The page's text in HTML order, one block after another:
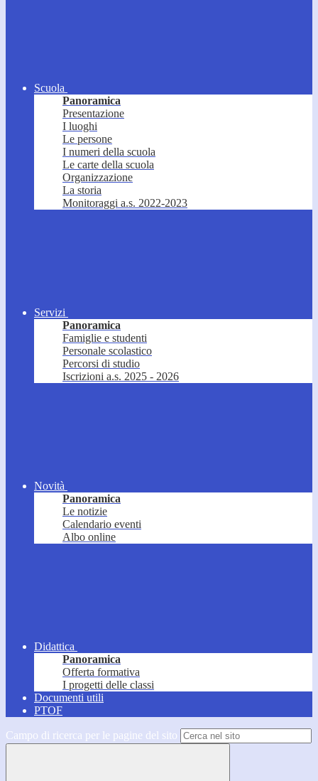
Scuola
Panoramica
Presentazione
I luoghi
Le persone
I numeri della scuola
Le carte della scuola
Organizzazione
La storia
Monitoraggi a.s. 2022-2023
Servizi
Panoramica
Famiglie e studenti
Personale scolastico
Percorsi di studio
Iscrizioni a.s. 2025 - 2026
Novità
Panoramica
Le notizie
Calendario eventi
Albo online
Didattica
Panoramica
Offerta formativa
I progetti delle classi
Documenti utili
PTOF
Campo di ricerca per le pagine del sito